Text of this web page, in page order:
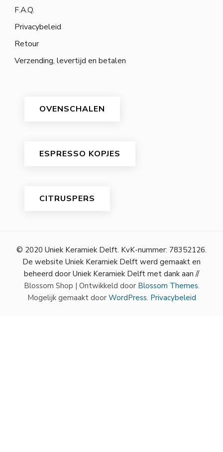
F.A.Q.
Privacybeleid
Retour
Verzending, levertijd en betalen
OVENSCHALEN
ESPRESSO KOPJES
CITRUSPERS
© 2020 Uniek Keramiek Delft. KvK-nummer: 78352126.
De website Uniek Keramiek Delft werd gemaakt en
beheerd door Uniek Keramiek Delft met dank aan //
Blossom Shop | Ontwikkeld door Blossom Themes.
Mogelijk gemaakt door WordPress. Privacybeleid